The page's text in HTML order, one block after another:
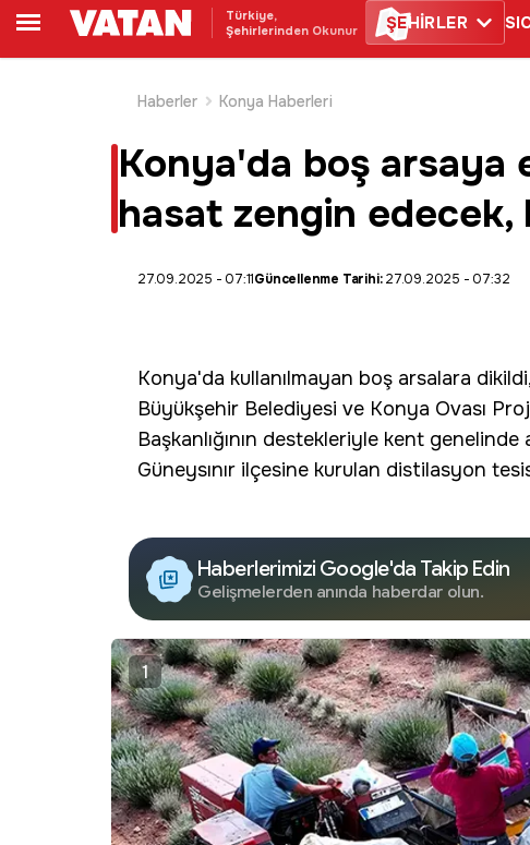
Türkiye,
Şehirlerinden Okunur
ŞEHİRLER
Haberler
Konya Haberleri
Konya'da boş
hasat zengin
27.09.2025 - 07:11Güncellenme Tarihi:27.09.2025 - 07:32
Konya'da kullanılmayan boş arsalara
Büyükşehir Belediyesi ve Konya Ovası
Başkanlığının destekleriyle kent
Güneysınır ilçesine kurulan distilasyon
Haberlerimizi Google'da Takip Edin
Gelişmelerden anında haberdar olun.
1